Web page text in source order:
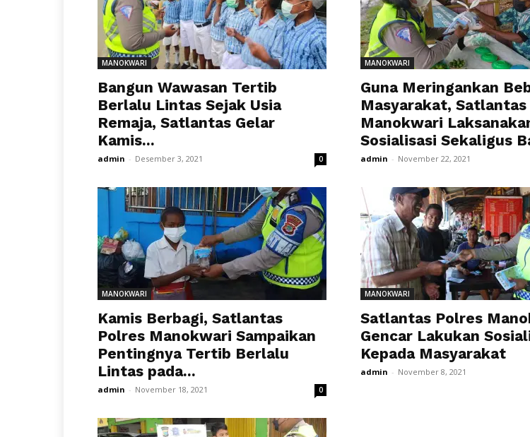
MANOKWARI
Bangun Wawasan Tertib
Berlalu Lintas Sejak Usia
Remaja, Satlantas Gelar
Kamis...
admin - Desember 3, 2021 0
MANOKWARI
Guna Meringankan
Masyarakat,
Manokwari
Sosialisasi Sekaligus
admin - November 22, 2021
MANOKWARI
Kamis Berbagi, Satlantas
Polres Manokwari Sampaikan
Pentingnya Tertib Berlalu
Lintas pada...
admin - November 18, 2021 0
MANOKWARI
Satlantas Polres
Gencar Lakukan
Kepada Masyarakat
admin - November 8, 2021